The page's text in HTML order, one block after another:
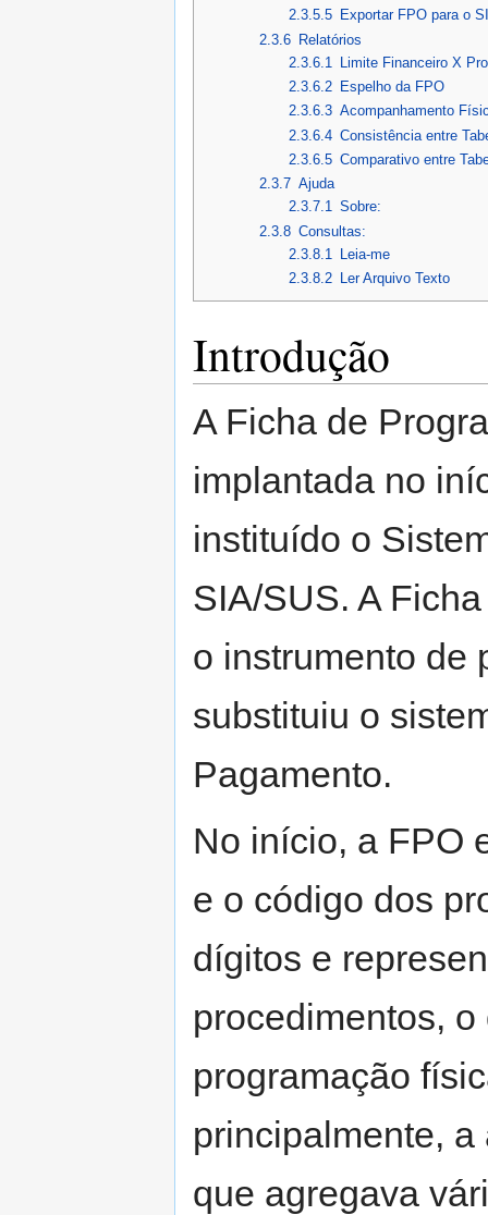
2.3.5.5
Exportar FPO para o
2.3.6 Relatórios
2.3.6.1
Limite Financeiro X
2.3.6.2
Espelho da FPO
2.3.6.3 Acompanhamento
2.3.6.4 Consistência entre
2.3.6.5 Comparativo entre
2.3.7 Ajuda
2.3.7.1 Sobre:
2.3.8 Consultas:
2.3.8.1
Leia-me
2.3.8.2
Ler Arquivo Texto
Introdução
A Ficha de
implantada no
instituído o
SIA/SUS. A
o instrumento de
substituiu o
Pagamento.
No início, a FPO
e o código dos
dígitos e
procedimentos,
programação
principalmente,
que agregava